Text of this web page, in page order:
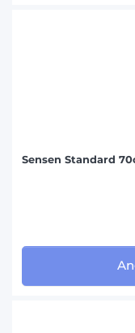
Sensen Standard